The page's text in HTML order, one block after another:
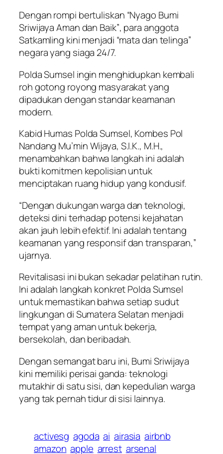
Dengan rompi bertuliskan “Nyago Bumi
Sriwijaya Aman dan Baik”, para anggota
Satkamling kini menjadi “mata dan telinga”
negara yang siaga 24/7.
Polda Sumsel ingin menghidupkan kembali
roh gotong royong masyarakat yang
dipadukan dengan standar keamanan
modern.
Kabid Humas Polda Sumsel, Kombes Pol
Nandang Mu’min Wijaya, S.I.K., M.H.,
menambahkan bahwa langkah ini adalah
bukti komitmen kepolisian untuk
menciptakan ruang hidup yang kondusif.
“Dengan dukungan warga dan teknologi,
deteksi dini terhadap potensi kejahatan
akan jauh lebih efektif. Ini adalah tentang
keamanan yang responsif dan transparan,”
ujarnya.
Revitalisasi ini bukan sekadar pelatihan rutin.
Ini adalah langkah konkret Polda Sumsel
untuk memastikan bahwa setiap sudut
lingkungan di Sumatera Selatan menjadi
tempat yang aman untuk bekerja,
bersekolah, dan beribadah.
Dengan semangat baru ini, Bumi Sriwijaya
kini memiliki perisai ganda: teknologi
mutakhir di satu sisi, dan kepedulian warga
yang tak pernah tidur di sisi lainnya.
activesg agoda ai airasia airbnb
amazon apple arrest arsenal